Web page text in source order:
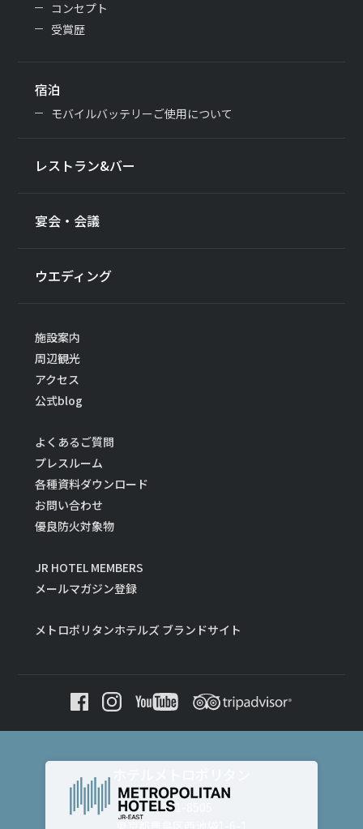
コンセプト
受賞歴
宿泊
モバイルバッテリーご使用について
レストラン&バー
宴会・会議
ウエディング
施設案内
周辺観光
アクセス
公式blog
よくあるご質問
プレスルーム
各種資料ダウンロード
お問い合わせ
優良防火対象物
JR HOTEL MEMBERS
メールマガジン登録
メトロポリタンホテルズ ブランドサイト
〒171-8505